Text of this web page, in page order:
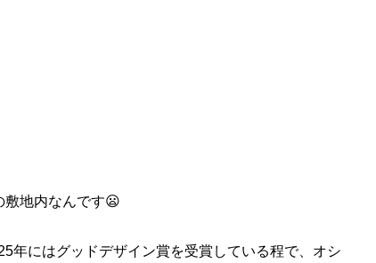
敷地内なんです😦
年にはグッドデザイン賞を受賞している程で、オシ